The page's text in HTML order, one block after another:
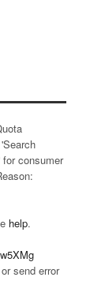
consumer
help.
send error